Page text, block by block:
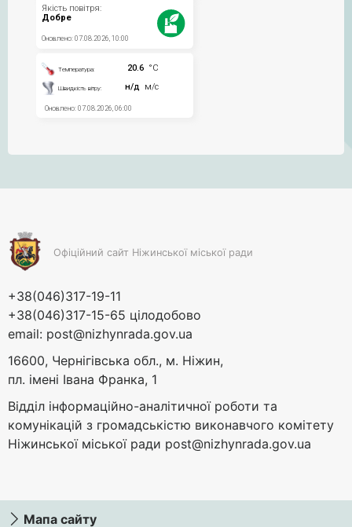
Офіційний сайт Ніжинської міської ради
+38(046)317-19-11
+38(046)317-15-65 цілодобово
email: post@nizhynrada.gov.ua
16600, Чернігівська обл., м. Ніжин,
пл. імені Івана Франка, 1
Відділ інформаційно-аналітичної роботи та
комунікацій з громадськістю виконавчого комітету
Ніжинської міської ради post@nizhynrada.gov.ua
Мапа сайту